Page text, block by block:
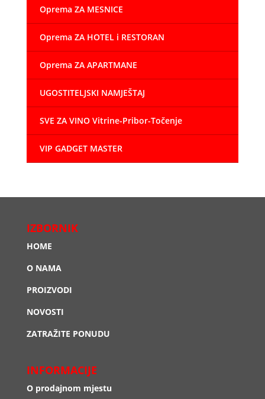
Oprema ZA MESNICE
Oprema ZA HOTEL i RESTORAN
Oprema ZA APARTMANE
UGOSTITELJSKI NAMJEŠTAJ
SVE ZA VINO Vitrine-Pribor-Točenje
VIP GADGET MASTER
IZBORNIK
HOME
O NAMA
PROIZVODI
NOVOSTI
ZATRAŽITE PONUDU
INFORMACIJE
O prodajnom mjestu